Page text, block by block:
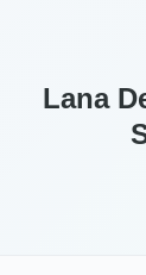
Lana